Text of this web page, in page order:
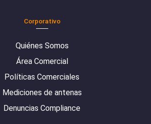
Corporativo
Quiénes Somos
Área Comercial
Políticas Comerciales
Mediciones de antenas
Denuncias Compliance